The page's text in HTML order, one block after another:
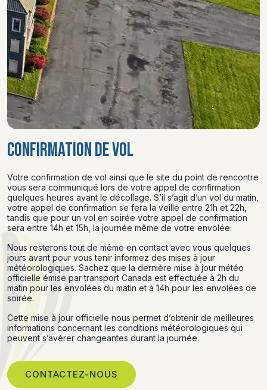
CONFIRMATION DE VOL
Votre confirmation de vol ainsi que le site du point de rencontre
vous sera communiqué lors de votre appel de confirmation
quelques heures avant le décollage. S’il s’agit d’un vol du matin,
votre appel de confirmation se fera la veille entre 21h et 22h,
tandis que pour un vol en soirée votre appel de confirmation
sera entre 14h et 15h, la journée même de votre envolée.
Nous resterons tout de même en contact avec vous quelques
jours avant pour vous tenir informez des mises à jour
météorologiques. Sachez que la dernière mise à jour météo
officielle émise par transport Canada est effectuée à 2h du
matin pour les envolées du matin et à 14h pour les envolées de
soirée.
Cette mise à jour officielle nous permet d’obtenir de meilleures
informations concernant les conditions météorologiques qui
peuvent s’avérer changeantes durant la journée.
CONTACTEZ-NOUS